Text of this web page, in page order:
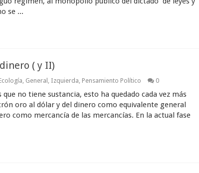
se ...
( y II)
, General , Izquierda, Pensamiento Político 0
no tiene sustancia, esto ha quedado cada vez más
oro al dólar y del dinero como equivalente general
como mercancía de las mercancías. En la actual fase